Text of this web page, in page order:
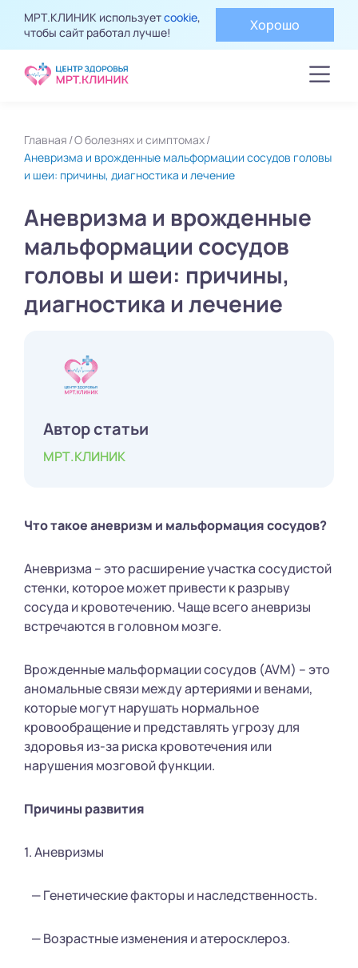
МРТ.КЛИНИК используетcookie,
чтобы сайт работал лучше!
Хорошо
Главная О болезнях и симптомах
Аневризма и врожденные мальформации сосудов головы
и шеи: причины, диагностика и лечение
Аневризма и врожденные
мальформации сосудов
головы и шеи: причины,
диагностика и лечение
Автор статьи
МРТ.КЛИНИК
Что такое аневризм и мальформация сосудов?
Аневризма – это расширение участка сосудистой
стенки, которое может привести к разрыву
сосуда и кровотечению. Чаще всего аневризы
встречаются в головном мозге.
Врожденные мальформации сосудов (AVM) – это
аномальные связи между артериями и венами,
которые могут нарушать нормальное
кровообращение и представлять угрозу для
здоровья из-за риска кровотечения или
нарушения мозговой функции.
Причины развития
1. Аневризмы
— Генетические факторы и наследственность.
— Возрастные изменения и атеросклероз.